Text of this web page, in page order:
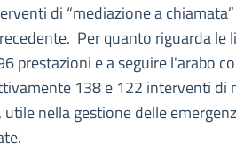
di “mediazione a
Per quanto riguarda le
prestazioni e a seguire l'arabo
138 e 122 interventi di
nella gestione delle